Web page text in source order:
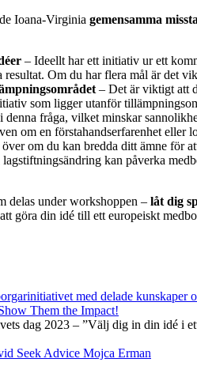
Ioana-Virginia gemensamma
– Ideellt har ett initiativ ur ett
Om du har flera mål är det
– Det är viktigt att
som ligger utanför
denna fråga, vilket minskar
om en förstahandserfarenhet eller
om du kan bredda ditt ämne för
kan påverka
delas under workshoppen – låt dig
göra din idé till ett europeiskt
med delade kunskaper
Them the Impact!
dag 2023 – ”Välj dig in din idé i
Seek Advice Mojca Erman